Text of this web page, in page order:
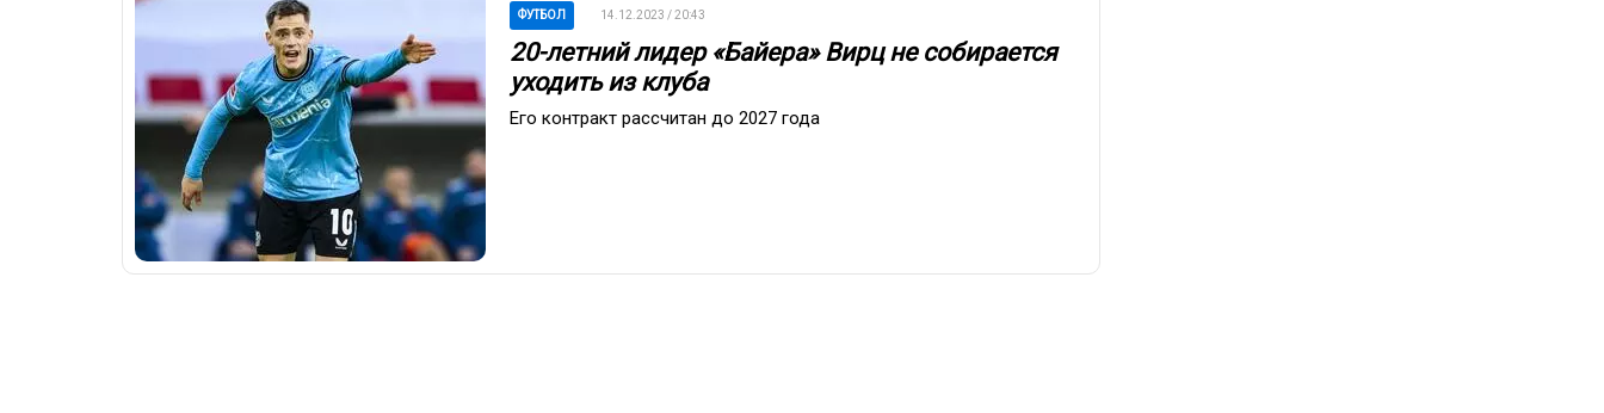
ФУТБОЛ 14.12.2023 / 20:43
20-летний лидер «Байера» Вирц не собирается
уходить из клуба
Его контракт рассчитан до 2027 года